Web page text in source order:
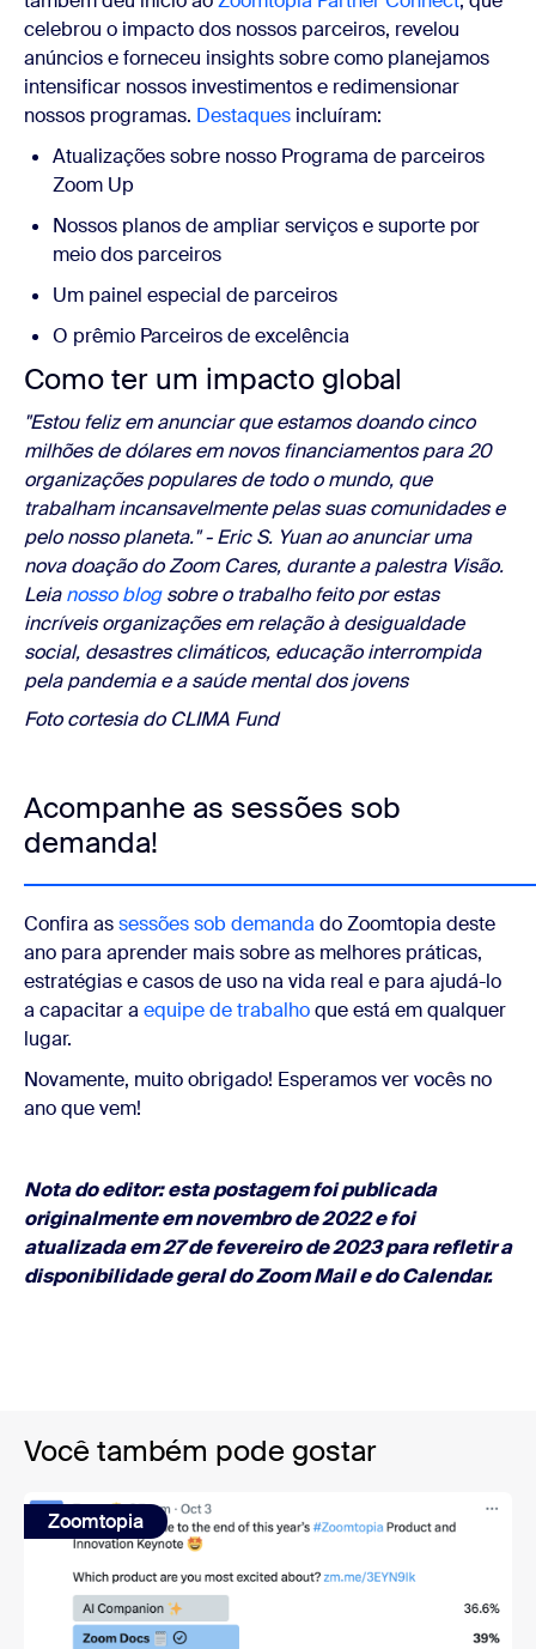
celebrou o impacto dos nossos parceiros, revelou
anúncios e forneceu insights sobre como planejamos
intensificar nossos investimentos e redimensionar
nossos programas. Destaques incluíram:
Atualizações sobre nosso Programa de parceiros
Zoom Up
Nossos planos de ampliar serviços e suporte por
meio dos parceiros
Um painel especial de parceiros
O prêmio Parceiros de excelência
Como ter um impacto global
"Estou feliz em anunciar que estamos doando cinco
milhões de dólares em novos financiamentos para 20
organizações populares de todo o mundo, que
trabalham incansavelmente pelas suas comunidades e
pelo nosso planeta." - Eric S. Yuan ao anunciar uma
nova doação do Zoom Cares, durante a palestra Visão.
Leianosso blogsobre o trabalho feito por estas
incríveis organizações em relação à desigualdade
social, desastres climáticos, educação interrompida
pela pandemia e a saúde mental dos jovens
Foto cortesia do CLIMA Fund
Acompanhe as sessões sob
demanda!
Confira assessões sob demanda do Zoomtopia deste
ano para aprender mais sobre as melhores práticas,
estratégias e casos de uso na vida real e para ajudá-lo
a capacitar a equipe de trabalhoque está em qualquer
lugar.
Novamente, muito obrigado! Esperamos ver vocês no
ano que vem!
Nota do editor: esta postagem foi publicada
originalmente em novembro de 2022 e foi
atualizada em 27 de fevereiro de 2023 para refletir a
disponibilidade geral do Zoom Mail e do Calendar.
Você também pode gostar
Zoomtopia